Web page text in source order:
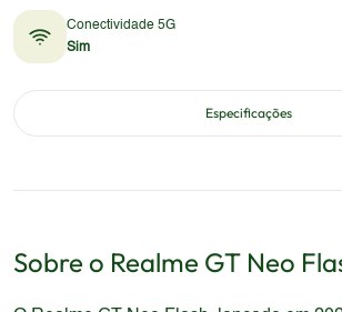
Conectividade 5G
Sim
Especificações
Sobre o Realme GT Neo